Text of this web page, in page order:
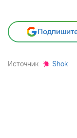
Источник Shok